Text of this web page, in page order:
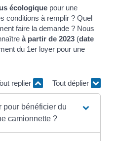
écologique pour une
conditions à remplir ? Quel
faire la demande ? Nous
à partir de 2023 (date
du 1er loyer pour une
replier Tout déplier
pour bénéficier du
camionnette ?